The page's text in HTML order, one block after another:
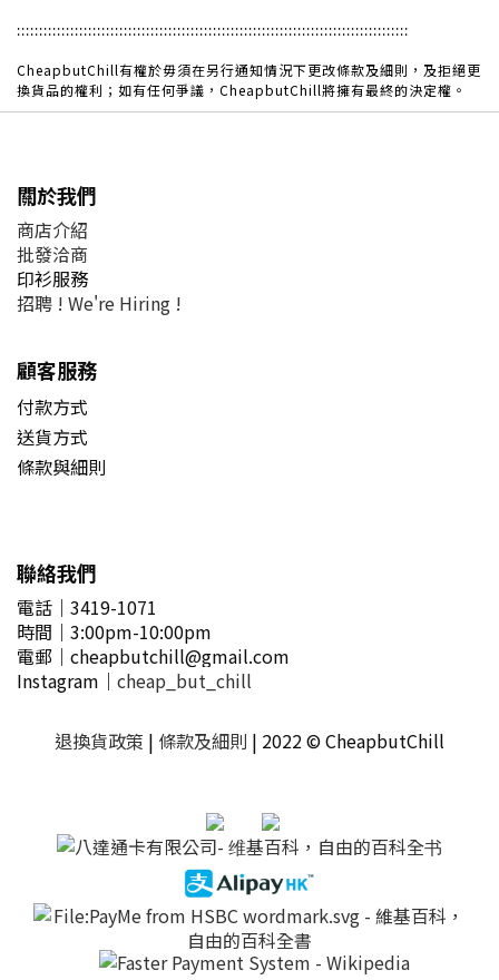
::::::::::::::::::::::::::::::::::::::::::::::::::::::::::::::::::::::::::::::::::::::::
CheapbutChill有權於毋須在另行通知情況下更改條款及細則，及拒絕更
換貨品的權利；如有任何爭議，CheapbutChill將擁有最終的決定權。
關於我們
商店介紹
批發洽商
印衫服務
招聘 ! We're Hiring !
顧客服務
付款方式
送貨方式
條款與細則
聯絡我們
電話｜3419-1071
時間 ｜3:00pm-10:00pm
電郵 ｜ cheapbutchill@gmail.com
Instagram｜ cheap_but_chill
退換貨政策 | 條款及細則 | 2022 © CheapbutChill